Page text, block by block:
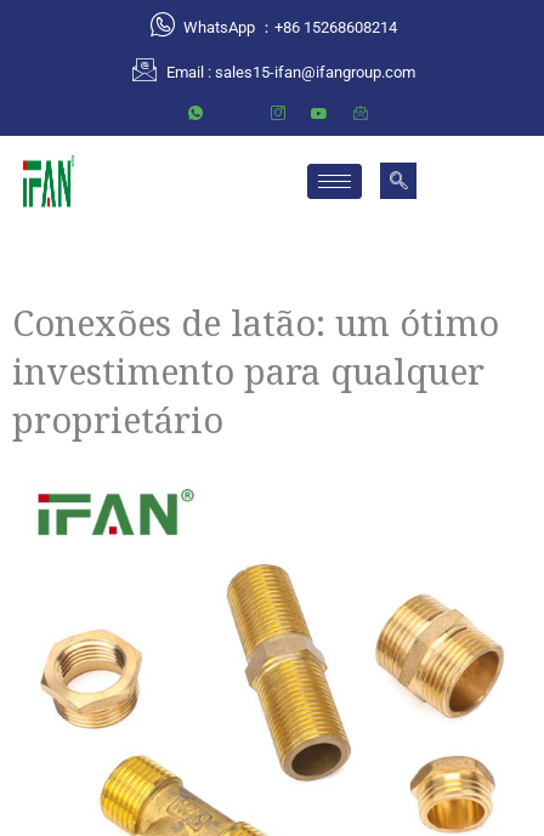
WhatsApp ：+86 15268608214
Email : sales15-ifan@ifangroup.com
Conexões de latão: um ótimo
investimento para qualquer
proprietário